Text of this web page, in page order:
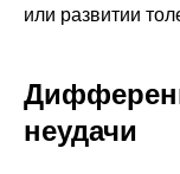
или развитии
неудачи